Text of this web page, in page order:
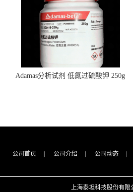
Adamas分析试剂 低氮过硫酸钾 250g
公司首页 | 公司介绍 | 公司动态 |
上海泰坦科技股份有限